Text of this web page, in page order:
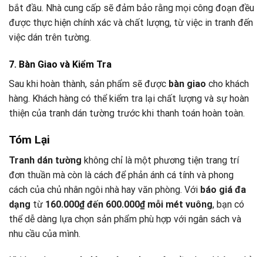
bắt đầu. Nhà cung cấp sẽ đảm bảo rằng mọi công đoạn đều
được thực hiện chính xác và chất lượng, từ việc in tranh đến
việc dán trên tường.
7. Bàn Giao và Kiểm Tra
Sau khi hoàn thành, sản phẩm sẽ được bàn giao cho khách
hàng. Khách hàng có thể kiểm tra lại chất lượng và sự hoàn
thiện của tranh dán tường trước khi thanh toán hoàn toàn.
Tóm Lại
Tranh dán tường không chỉ là một phương tiện trang trí
đơn thuần mà còn là cách để phản ánh cá tính và phong
cách của chủ nhân ngôi nhà hay văn phòng. Với báo giá đa
dạng từ 160.000₫ đến 600.000₫ mỗi mét vuông, bạn có
thể dễ dàng lựa chọn sản phẩm phù hợp với ngân sách và
nhu cầu của mình.